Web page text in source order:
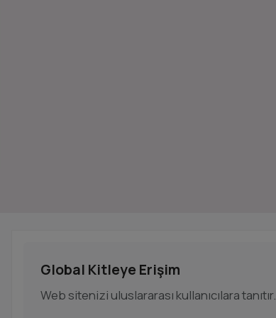
Global Kitleye Erişim
Web sitenizi uluslararası kullanıcılara tanıtır.